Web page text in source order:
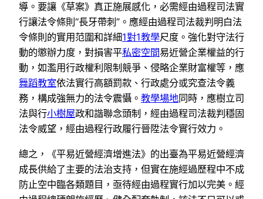
導。要讓《草案》真正施展感化，必需經由過程司法實
行讓法令條則“長牙帶刺”。應經由過程司法裁判明白法
令條則的實用范圍和詳細1對1教學尺度。強化對守法行
動的懲辦力度，對損害平私密空間易近營企業權益的行
動，如濫用行政權利限制競爭、侵略企業財富權等，應
舞蹈教室依法實行高額罰款、行政處分或究查法令義
務，構成強無力的法令震懾。 教學場地同時，應樹立司
法與行小樹屋政和諧聯念頭制，經由過程司法裁判穩固
法令威望，經由過程行政履行晉陞法令實行效力。
總之，《平易近營經濟增進法》的出臺為平易近營經濟
成長供給了主要的法治支持，但實在施經過歷程中不成
防止空中臨各類題目，亟待經由過程實行加以完美。經